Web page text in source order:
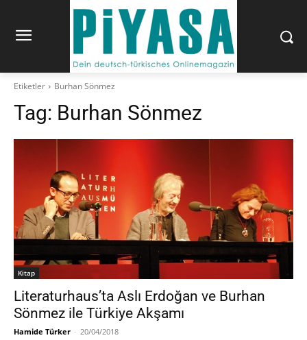
Etiketler Burhan Sönmez
Tag: Burhan Sönmez
Kitap
Literaturhaus’ta Aslı Erdoğan ve Burhan
Sönmez ile Türkiye Akşamı
Hamide Türker - 20/04/2018